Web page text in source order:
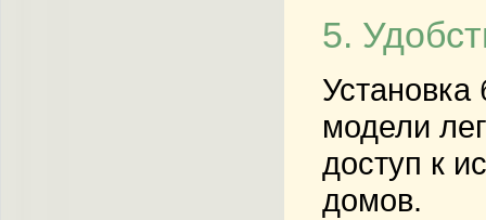
5.
модели
доступ к
домов.